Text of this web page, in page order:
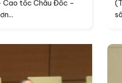
tốc Châu Đốc –